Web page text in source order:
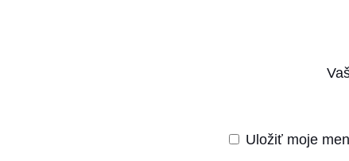
Uložiť moje